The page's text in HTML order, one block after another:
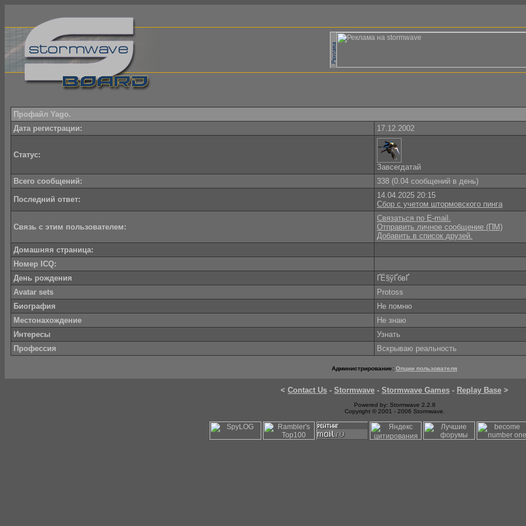
Профайл Yago.
Дата регистрации: 17.12.2002
Статус:
Завсегдатай
Всего сообщений:
338 (0.04 сообщений в день)
Последний ответ:
14.04.2025 20:15
Сбор с учетом штормовского пинга
Связь с этим пользователем:
Связаться по E-mail.
Отправить личное сообщение (ПМ)
Добавить в список друзей.
Домашняя страница:
Номер ICQ:
День рождения
­ҐЁ§ўҐбвҐ­
Avatar sets
Protoss
Биография
Не помню
Местонахождение
Не знаю
Интересы
Узнать
Профессия
Вскрываю реальность
Администрирование: Опции пользователя
< Contact Us - Stormwave - Stormwave Games - Replay Base >
Powered by: Stormwave 2.2.8
Copyright © 2001 - 2006 Stormwave.